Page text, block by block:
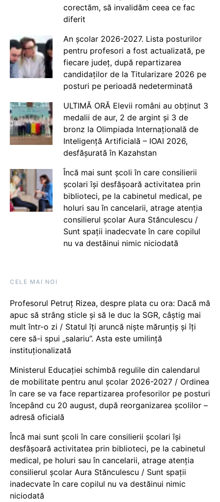
corectăm, să invalidăm ceea ce fac
diferit
An școlar 2026-2027. Lista posturilor
pentru profesori a fost actualizată, pe
fiecare județ, după repartizarea
candidaților de la Titularizare 2026 pe
posturi pe perioadă nedeterminată
ULTIMĂ ORĂ Elevii români au obținut 3
medalii de aur, 2 de argint și 3 de
bronz la Olimpiada Internațională de
Inteligență Artificială – IOAI 2026,
desfășurată în Kazahstan
Încă mai sunt școli în care consilierii
școlari își desfășoară activitatea prin
biblioteci, pe la cabinetul medical, pe
holuri sau în cancelarii, atrage atenția
consilierul școlar Aura Stănculescu /
Sunt spații inadecvate în care copilul
nu va destăinui nimic niciodată
CELE MAI NOI
Profesorul Petruț Rizea, despre plata cu ora: Dacă mă
apuc să strâng sticle și să le duc la SGR, câștig mai
mult într-o zi / Statul îți aruncă niște mărunțiș și îți
cere să-i spui „salariu”. Asta este umilință
instituționalizată
Ministerul Educației schimbă regulile din calendarul
de mobilitate pentru anul școlar 2026-2027 / Ordinea
în care se va face repartizarea profesorilor pe posturi
începând cu 20 august, după reorganizarea școlilor –
adresă oficială
Încă mai sunt școli în care consilierii școlari își
desfășoară activitatea prin biblioteci, pe la cabinetul
medical, pe holuri sau în cancelarii, atrage atenția
consilierul școlar Aura Stănculescu / Sunt spații
inadecvate în care copilul nu va destăinui nimic
niciodată